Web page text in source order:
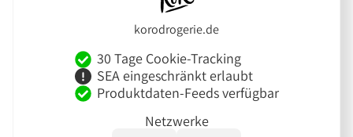
korodrogerie.de
30 Tage Cookie-Tracking
SEA eingeschränkt erlaubt
Produktdaten-Feeds verfügbar
Netzwerke